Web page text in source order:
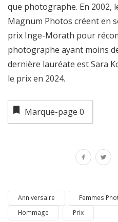
que photographe. En 2002,
Magnum Photos créent en
prix Inge-Morath pour
photographe ayant moins
dernière lauréate est Sara
le prix en 2024.
Marque-page 0
Anniversaire
Femmes
Hommage
Prix